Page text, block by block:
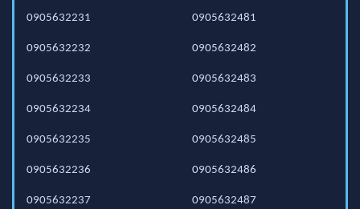
0905632231
0905632232
0905632233
0905632234
0905632235
0905632236
0905632237
0905632481
0905632482
0905632483
0905632484
0905632485
0905632486
0905632487